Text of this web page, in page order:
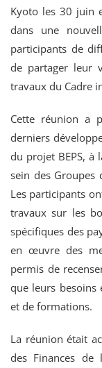
Kyoto les 30 juin
dans une
participants de
de partager leur
travaux du Cadre
Cette réunion a
derniers
du projet BEPS, à
sein des Groupes
Les participants
travaux sur les
spécifiques des
en œuvre des
permis de
que leurs besoins
et de formations.
La réunion était
des Finances de